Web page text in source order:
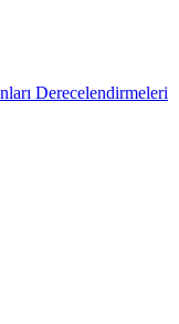
Derecelendirmeleri